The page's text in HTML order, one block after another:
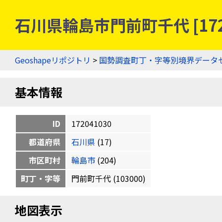
石川県輪島市門前町千代
Geoshapeリポジトリ > 国勢調査町丁・字等別境界データ
基本情報
ID
172041030
都道府県
石川県 (17)
市区町村
輪島市 (204)
町丁・字等
門前町千代 (103000)
地図表示